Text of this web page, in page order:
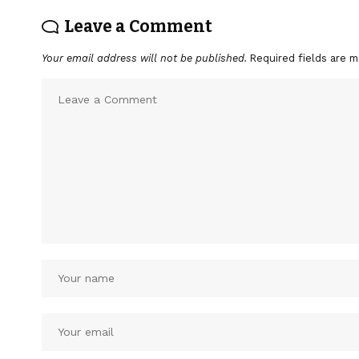
Leave a Comment
Your email address will not be published. Required fields are